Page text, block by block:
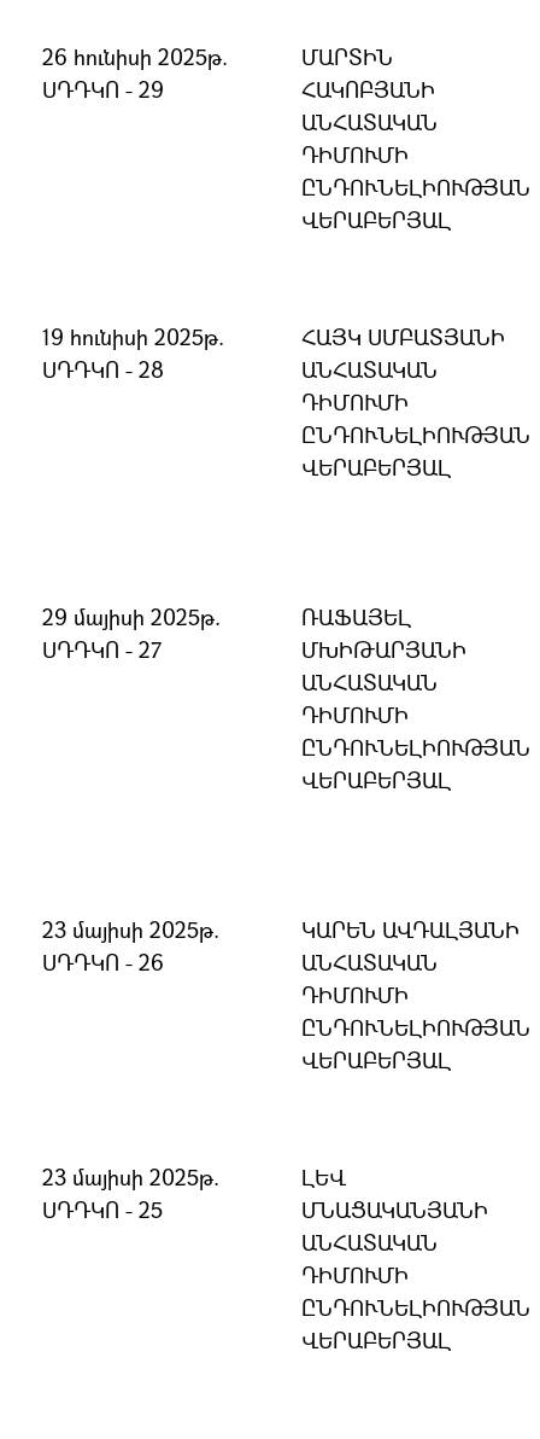
26 հունիսի 2025թ.
ՍԴԴԿՈ - 29
ՄԱՐՏԻՆ
ՀԱԿՈԲՅԱՆԻ
ԱՆՀԱՏԱԿԱՆ
ԴԻՄՈՒՄԻ
ԸՆԴՈՒՆԵԼԻՈՒԹՅԱՆ
ՎԵՐԱԲԵՐՅԱԼ
19 հունիսի 2025թ.
ՍԴԴԿՈ - 28
ՀԱՅԿ ՍՄԲԱՏՅԱՆԻ
ԱՆՀԱՏԱԿԱՆ
ԴԻՄՈՒՄԻ
ԸՆԴՈՒՆԵԼԻՈՒԹՅԱՆ
ՎԵՐԱԲԵՐՅԱԼ
29 մայիսի 2025թ.
ՍԴԴԿՈ - 27
ՌԱՖԱՅԵԼ
ՄԽԻԹԱՐՅԱՆԻ
ԱՆՀԱՏԱԿԱՆ
ԴԻՄՈՒՄԻ
ԸՆԴՈՒՆԵԼԻՈՒԹՅԱՆ
ՎԵՐԱԲԵՐՅԱԼ
23 մայիսի 2025թ.
ՍԴԴԿՈ - 26
ԿԱՐԵՆ ԱՎԴԱԼՅԱՆԻ
ԱՆՀԱՏԱԿԱՆ
ԴԻՄՈՒՄԻ
ԸՆԴՈՒՆԵԼԻՈՒԹՅԱՆ
ՎԵՐԱԲԵՐՅԱԼ
23 մայիսի 2025թ.
ՍԴԴԿՈ - 25
ԼԵՎ
ՄՆԱՑԱԿԱՆՅԱՆԻ
ԱՆՀԱՏԱԿԱՆ
ԴԻՄՈՒՄԻ
ԸՆԴՈՒՆԵԼԻՈՒԹՅԱՆ
ՎԵՐԱԲԵՐՅԱԼ